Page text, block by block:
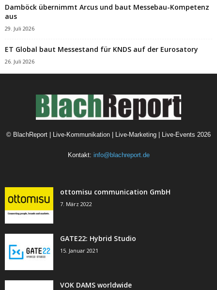
Damböck übernimmt Arcus und baut Messebau-Kompetenz
aus
29. Juli 2026
ET Global baut Messestand für KNDS auf der Eurosatory
26. Juli 2026
© BlachReport | Live-Kommunikation | Live-Marketing | Live-Events 2026
Kontakt: info@blachreport.de
ottomisu communication GmbH
7. März 2022
GATE22: Hybrid Studio
15. Januar 2021
VOK DAMS worldwide